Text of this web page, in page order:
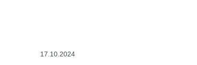
17.10.2024